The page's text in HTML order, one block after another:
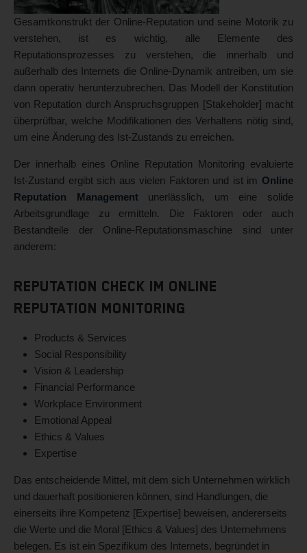
Gesamtkonstrukt der Online-Reputation und seine Motorik zu
verstehen, ist es wichtig, alle Elemente des
Reputationsprozesses zu verstehen, die innerhalb und
außerhalb des Internets die Online-Dynamik antreiben, um sie
dann operativ herunterzubrechen. Das Modell der Konstitution
von Reputation durch Anspruchsgruppen [Stakeholder] macht
überprüfbar, welche Modifikationen des Verhaltens nötig sind,
um eine Änderung des Ist-Zustands zu erreichen.
Der innerhalb eines Online Reputation Monitoring evaluierte
Ist-Zustand ergibt sich aus vielen Faktoren und ist im Online
Reputation Managementunerlässlich, um eine solide
Arbeitsgrundlage zu ermitteln. Die Faktoren oder auch
Bestandteile der Online-Reputationsmaschine sind unter
anderem:
Reputation Check im Online
Reputation Monitoring
Products & Services
Social Responsibility
Vision & Leadership
Financial Performance
Workplace Environment
Emotional Appeal
Ethics & Values
Expertise
Das entscheidende Mittel, mit dem sich Unternehmen wirklich
und dauerhaft positionieren können, sind Handlungen, die
einerseits ihre Kompetenz [Expertise] beweisen, andererseits
die Werte und die Moral [Ethics & Values] des Unternehmens
belegen. Es ist ein Spezifikum des Internets, begründet in